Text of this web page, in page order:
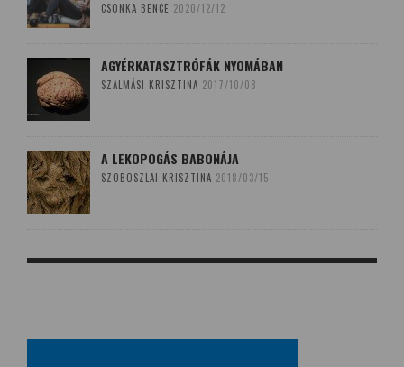
CSONKA BENCE 2020/12/12
AGYÉRKATASZTRÓFÁK NYOMÁBAN
SZALMÁSI KRISZTINA 2017/10/08
A LEKOPOGÁS BABONÁJA
SZOBOSZLAI KRISZTINA 2018/03/15